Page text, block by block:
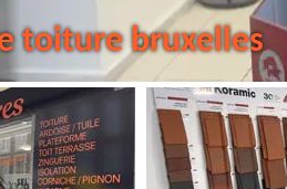
toiture bruxelles